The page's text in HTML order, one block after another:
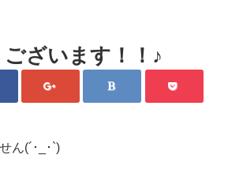
ざいます！！♪
ん(´･_･`)